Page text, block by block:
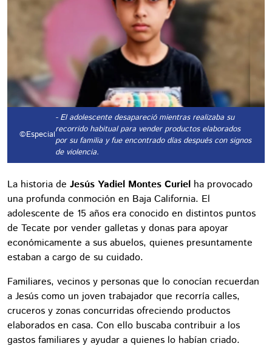
©Especial
- El adolescente desapareció mientras realizaba su
recorrido habitual para vender productos elaborados
por su familia y fue encontrado días después con signos
de violencia.
La historia de Jesús Yadiel Montes Curiel ha provocado
una profunda conmoción en Baja California. El
adolescente de 15 años era conocido en distintos puntos
de Tecate por vender galletas y donas para apoyar
económicamente a sus abuelos, quienes presuntamente
estaban a cargo de su cuidado.
Familiares, vecinos y personas que lo conocían recuerdan
a Jesús como un joven trabajador que recorría calles,
cruceros y zonas concurridas ofreciendo productos
elaborados en casa. Con ello buscaba contribuir a los
gastos familiares y ayudar a quienes lo habían criado.